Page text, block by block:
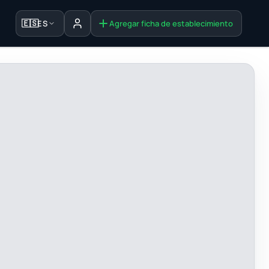
🇪🇸ES Iniciar sesiónAgregar ficha de establecimiento